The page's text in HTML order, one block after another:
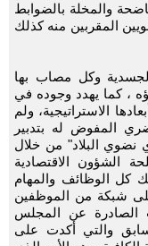
والمخلة بالضوابط
المقربين منه كذلك
وكل مصاب بها
، كما يهدد وجوده في
الاستراتيجية، ولم
المفوض له بتدبير
نضوي البلاد" من خلال
الشؤون الاقتصادية
كل الوظائف والمهام
شبكة من الموظفين
الصادرة عن المجلس
والتي أكدت على